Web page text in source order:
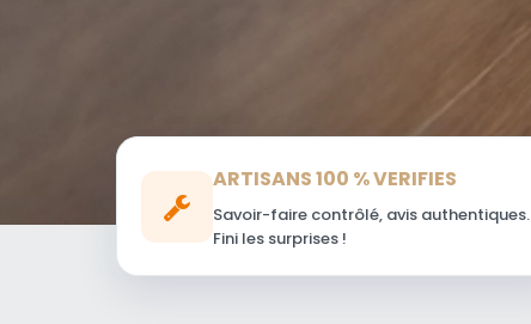
ARTISANS 100 % VERIFIES
Savoir-faire contrôlé, avis authentiques.
Fini les surprises !